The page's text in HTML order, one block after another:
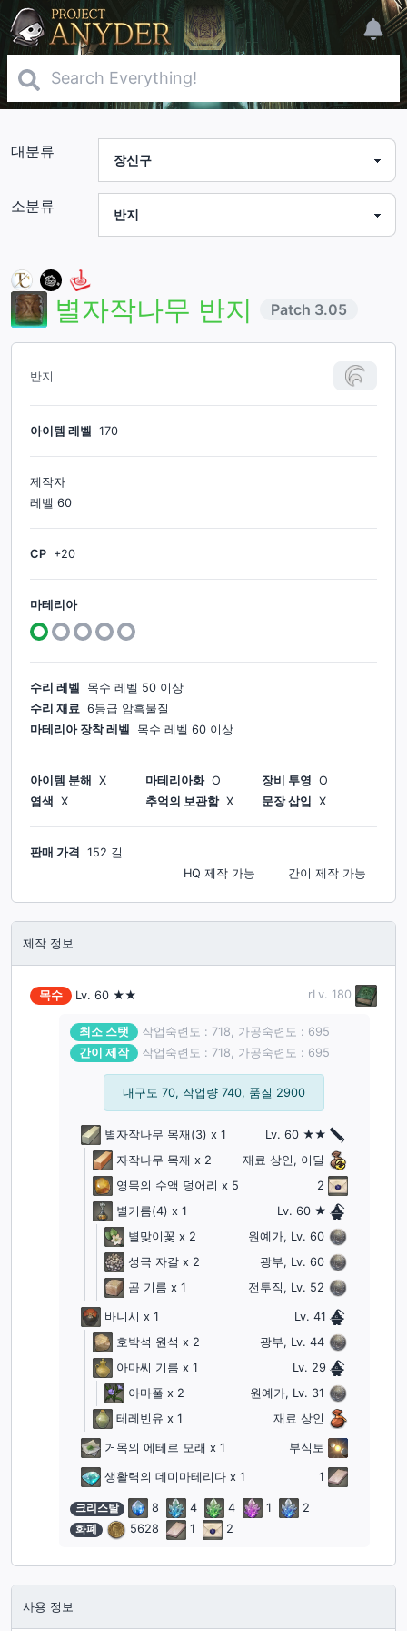
대분류
소분류
별자작나무 반지 Patch 3.05
반지
아이템 레벨 170
제작자
레벨 60
CP +20
마테리아
수리 레벨 목수 레벨 50 이상
수리 재료 6등급 암흑물질
마테리아 장착 레벨
목수 레벨 60 이상
아이템 분해 X 마테리아화 O 장비 투영 O
염색
X 추억의 보관함 X 문장 삽입 X
판매 가격
152 길
간이 제작 가능
HQ 제작 가능
제작 정보
목수 Lv. 60 ★★ rLv. 180
최소 스탯
작업숙련도 : 718, 가공숙련도 : 695
간이 제작
작업숙련도 : 718, 가공숙련도 : 695
내구도 70, 작업량 740, 품질 2900
별자작나무 목재 (3) x 1
Lv. 60 ★★
자작나무 목재 x 2
재료 상인, 이딜
영목의 수액 덩어리 x 5
2
별기름(4) x 1
Lv. 60 ★
별맞이꽃 x 2
원예가, Lv. 60
성극 자갈 x 2
광부, Lv. 60
곰 기름 x 1 전투직, Lv. 52
바니시 x 1
Lv. 41
호박석 원석 x 2
광부, Lv. 44
아마씨 기름 x 1
Lv. 29
아마풀 x 2
원예가, Lv. 31
테레빈유 x 1 재료 상인
거목의 에테르 모래 x 1 부식토
생활력의 데미마테리다 x 1 1
크리스탈 8 4 4 1
2
화폐
5628 1 2
사용 정보